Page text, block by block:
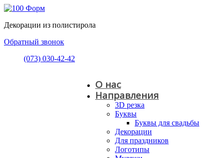
Декорации из полистирола
Обратный звонок
(073) 030-42-42
О нас
Направления
3D резка
Буквы
Буквы для свадьбы
Декорации
Для праздников
Логотипы